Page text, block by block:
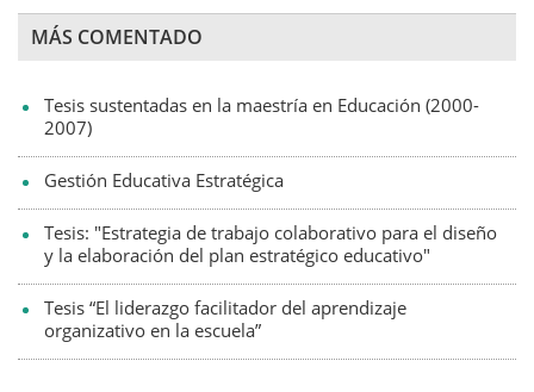
MÁS COMENTADO
Tesis sustentadas en la maestría en Educación (2000-
2007)
Gestión Educativa Estratégica
Tesis: "Estrategia de trabajo colaborativo para el diseño
y la elaboración del plan estratégico educativo"
Tesis “El liderazgo facilitador del aprendizaje
organizativo en la escuela”